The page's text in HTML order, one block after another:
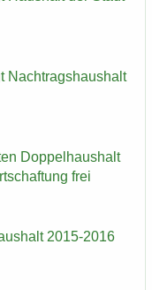
Nach­trags­haus­halt
Dop­pel­haus­halt
frei
2015-2016